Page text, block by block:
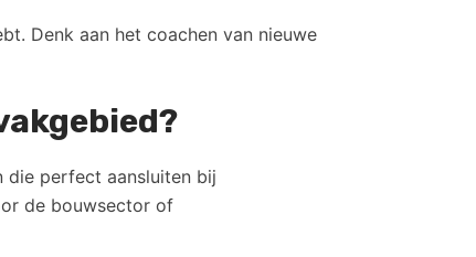
Denk aan het coachen van nieuwe
die perfect aansluiten bij
de bouwsector of